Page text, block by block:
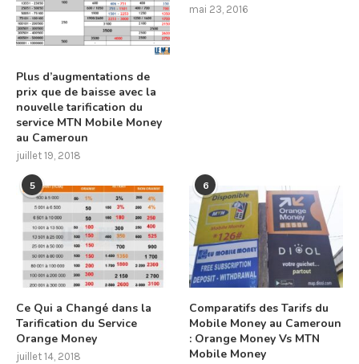
Plus d’augmentations de
prix que de baisse avec la
nouvelle tarification du
service MTN Mobile Money
au Cameroun
juillet 19, 2018
mai 23, 2016
5
Ce Qui a Changé dans la
Tarification du Service
Orange Money
juillet 14, 2018
6
Comparatifs des Tarifs du
Mobile Money au Cameroun
: Orange Money Vs MTN
Mobile Money